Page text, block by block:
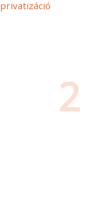
privatizáció
2